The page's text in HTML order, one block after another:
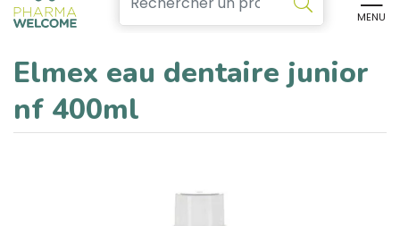
MENU
Elmex eau dentaire junior
nf 400ml